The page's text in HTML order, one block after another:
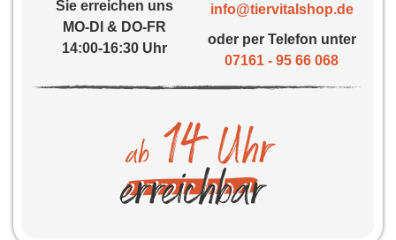
Sie erreichen uns
MO-DI & DO-FR
14:00-16:30 Uhr
info@tiervitalshop.de
oder per Telefon unter
07161 - 95 66 068